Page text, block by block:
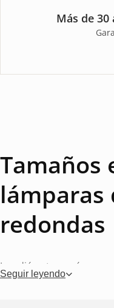
Más de 30
Tamaños
redondas
Los diámetros más
143 mm. Los de 75 mm y
Seguir leyendo